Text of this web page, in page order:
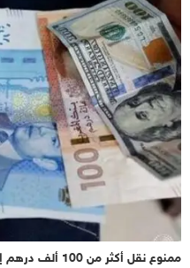
ممنوع نقل أكثر من 100 ألف درهم إلى خارج المغرب دون تصريح